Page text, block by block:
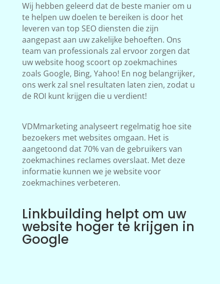
Wij hebben geleerd dat de beste manier om u
te helpen uw doelen te bereiken is door het
leveren van top SEO diensten die zijn
aangepast aan uw zakelijke behoeften. Ons
team van professionals zal ervoor zorgen dat
uw website hoog scoort op zoekmachines
zoals Google, Bing, Yahoo! En nog belangrijker,
ons werk zal snel resultaten laten zien, zodat u
de ROI kunt krijgen die u verdient!
VDMmarketing analyseert regelmatig hoe site
bezoekers met websites omgaan. Het is
aangetoond dat 70% van de gebruikers van
zoekmachines reclames overslaat. Met deze
informatie kunnen we je website voor
zoekmachines verbeteren.
Linkbuilding helpt om uw
website hoger te krijgen in
Google